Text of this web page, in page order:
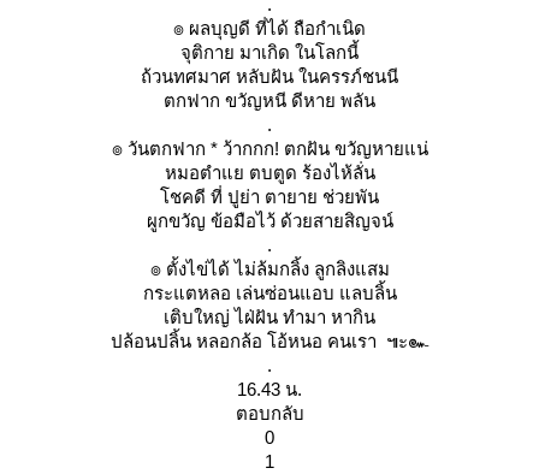
.
๏ ผลบุญดี ที่ได้ ถือกำเนิด
จุติกาย มาเกิด ในโลกนี้
ถ้วนทศมาศ หลับฝัน ในครรภ์ชนนี
ตกฟาก ขวัญหนี ดีหาย พลัน
.
๏ วันตกฟาก * ว้ากกก! ตกฝัน ขวัญหายแน่
หมอตำแย ตบตูด ร้องไห้ลั่น
ชคดี ที่ ปูย่า ตายาย ช่วยพัน
ผูกขวัญ ข้อมือไว้ ด้วยสายสิญจน์
.
๏ ตั้งไข่ได้ ไม่ล้มกลิ้ง ลูกลิงแสม
กระแตหลอ เล่นซ่อนแอบ แลบลิ้น
เติบใหญ่ ไฝ่ฝัน ทำมา หากิน
ปล้อนปลิ้น หลอกล้อ โอ้หนอ คนเรา ๚ะ๛
.
16.43 น.
ตอบกลับ
0
1